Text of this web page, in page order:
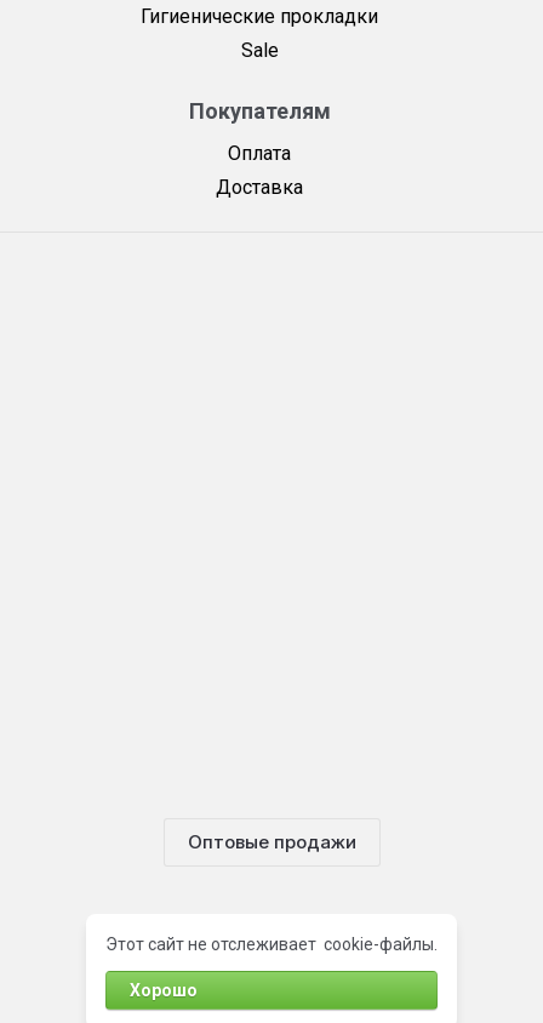
Гигиенические прокладки
Sale
Покупателям
Оплата
Доставка
Оптовые продажи
©Bykosmetika.uz 2022 - 2026
Этот сайт не отслеживает cookie-файлы.
Хорошо